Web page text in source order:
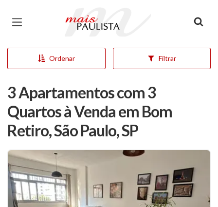
Página inicial
Ordenar Filtrar
3 Apartamentos com 3
Quartos à Venda em Bom
Retiro, São Paulo, SP